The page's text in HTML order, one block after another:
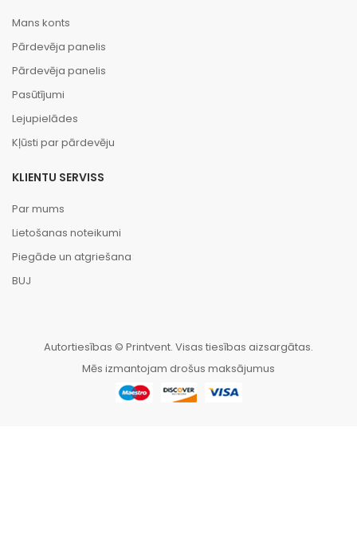
Mans konts
Pārdevēja panelis
Pārdevēja panelis
Pasūtījumi
Lejupielādes
Kļūsti par pārdevēju
KLIENTU SERVISS
Par mums
Lietošanas noteikumi
Piegāde un atgriešana
BUJ
Autortiesības © Printvent. Visas tiesības aizsargātas.
Mēs izmantojam drošus maksājumus